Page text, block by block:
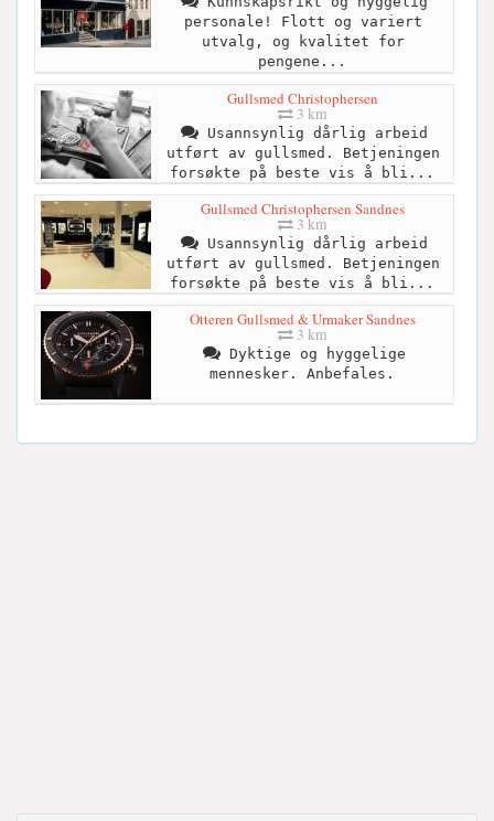
personale! Flott og variert
utvalg, og kvalitet for
pengene...
Gullsmed Christophersen
3 km
Usannsynlig dårlig arbeid
utført av gullsmed. Betjeningen
forsøkte på beste vis å bli...
Gullsmed Christophersen Sandnes
3 km
Usannsynlig dårlig arbeid
utført av gullsmed. Betjeningen
forsøkte på beste vis å bli...
Otteren Gullsmed & Urmaker Sandnes
3 km
Dyktige og hyggelige
mennesker. Anbefales.